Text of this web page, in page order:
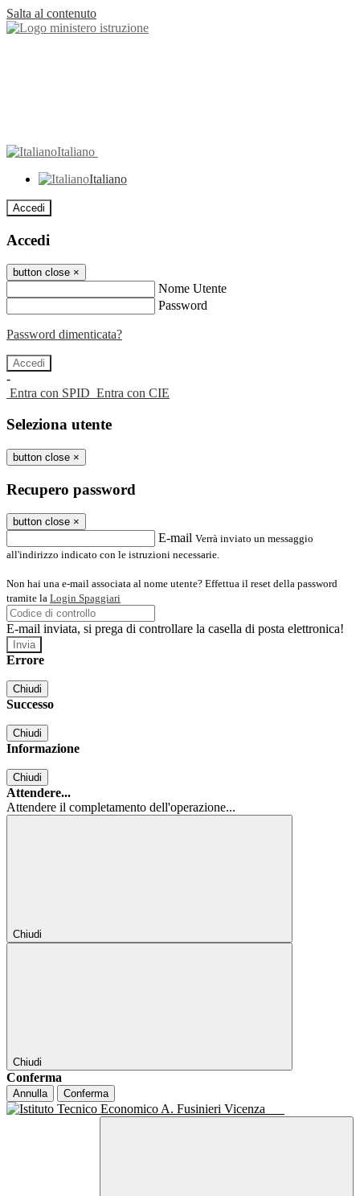
Salta al contenuto
Italiano
Italiano
Accedi
Accedi
button close ×
Nome Utente
Password
Password dimenticata?
-
Entra con SPID Entra con CIE
Seleziona utente
button close ×
Recupero password
button close ×
E-mail Verrà inviato un messaggio
all'indirizzo indicato con le istruzioni necessarie.
Non hai una e-mail associata al nome utente? Effettua il reset della password
tramite la Login Spaggiari
E-mail inviata, si prega di controllare la casella di posta elettronica!
Errore
Chiudi
Successo
Chiudi
Informazione
Chiudi
Attendere...
Attendere il completamento dell'operazione...
Chiudi
Chiudi
Conferma
Annulla Conferma